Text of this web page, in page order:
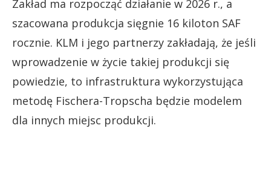
Zakład ma rozpocząć działanie w 2026 r., a
szacowana produkcja sięgnie 16 kiloton SAF
rocznie. KLM i jego partnerzy zakładają, że jeśli
wprowadzenie w życie takiej produkcji się
powiedzie, to infrastruktura wykorzystująca
metodę Fischera-Tropscha będzie modelem
dla innych miejsc produkcji.